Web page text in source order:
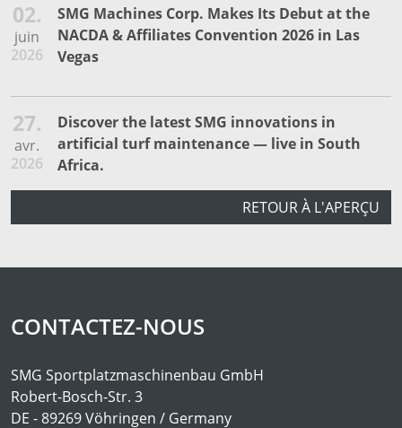
02.
juin
2026
SMG Machines Corp. Makes Its Debut at the
NACDA & Affiliates Convention 2026 in Las
Vegas
27.
avr.
2026
Discover the latest SMG innovations in
artificial turf maintenance — live in South
Africa.
RETOUR À L'APERÇU
CONTACTEZ-NOUS
SMG Sportplatzmaschinenbau GmbH
Robert-Bosch-Str. 3
DE - 89269 Vöhringen / Germany